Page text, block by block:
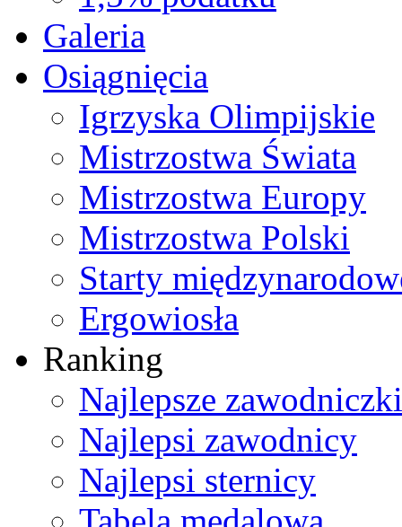
Galeria
Osiągnięcia
Igrzyska Olimpijskie
Mistrzostwa Świata
Mistrzostwa Europy
Mistrzostwa Polski
Starty
Ergowiosła
Ranking
Najlepsze zawodniczki
Najlepsi zawodnicy
Najlepsi sternicy